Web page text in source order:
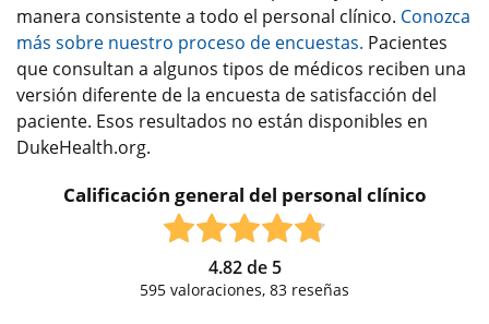
manera consistente a todo el personal clínico. Conozca
más sobre nuestro proceso de encuestas. Pacientes
que consultan a algunos tipos de médicos reciben una
versión diferente de la encuesta de satisfacción del
paciente. Esos resultados no están disponibles en
DukeHealth.org.
Calificación general del personal clínico
4.82de 5
595 valoraciones, 83 reseñas